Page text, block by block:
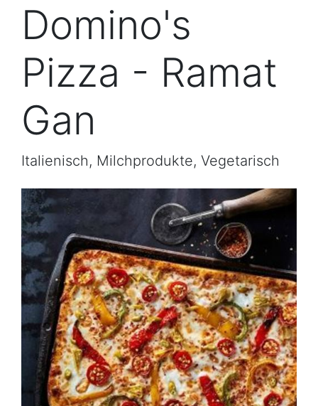
Domino's
Pizza - Ramat
Gan
Italienisch, Milchprodukte, Vegetarisch